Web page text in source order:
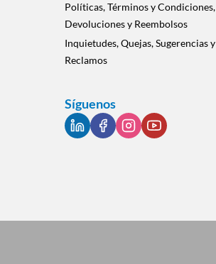
Políticas, Términos y Condiciones,
Devoluciones y Reembolsos
Inquietudes, Quejas, Sugerencias y
Reclamos
Síguenos